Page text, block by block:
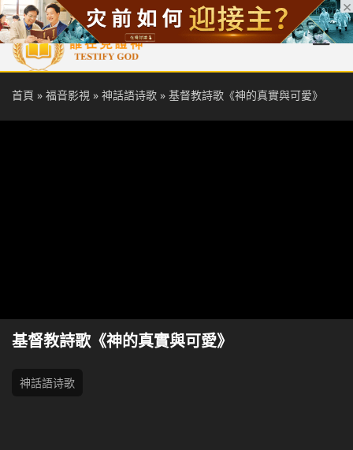
首頁 每日靈糧 天國福音 基督徒見證 信仰解答 聖經
首頁 » 福音影視 » 神話語诗歌 » 基督教詩歌《神的真實與可愛》
基督教詩歌《神的真實與可愛》
神話語诗歌